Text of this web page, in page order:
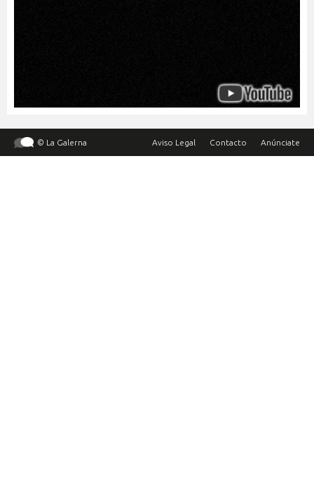
© La Galerna Aviso Legal Contacto Anúnciate